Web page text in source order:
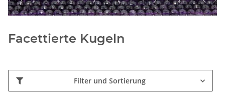
Facettierte Kugeln
Filter und Sortierung